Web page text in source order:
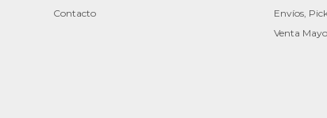
Contacto
Envíos,
Venta